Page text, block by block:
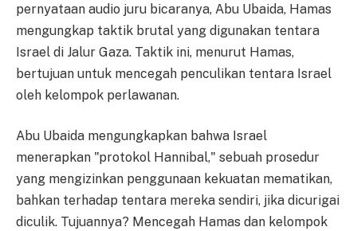
pernyataan audio juru bicaranya, Abu Ubaida, Hamas
mengungkap taktik brutal yang digunakan tentara
Israel di Jalur Gaza. Taktik ini, menurut Hamas,
bertujuan untuk mencegah penculikan tentara Israel
oleh kelompok perlawanan.
Abu Ubaida mengungkapkan bahwa Israel
menerapkan "protokol Hannibal," sebuah prosedur
yang mengizinkan penggunaan kekuatan mematikan,
bahkan terhadap tentara mereka sendiri, jika dicurigai
diculik. Tujuannya? Mencegah Hamas dan kelompok